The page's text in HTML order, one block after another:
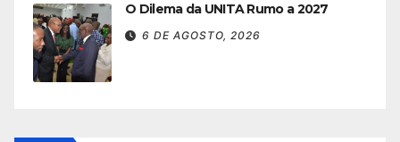
O Dilema da UNITA Rumo a 2027
6 DE AGOSTO, 2026